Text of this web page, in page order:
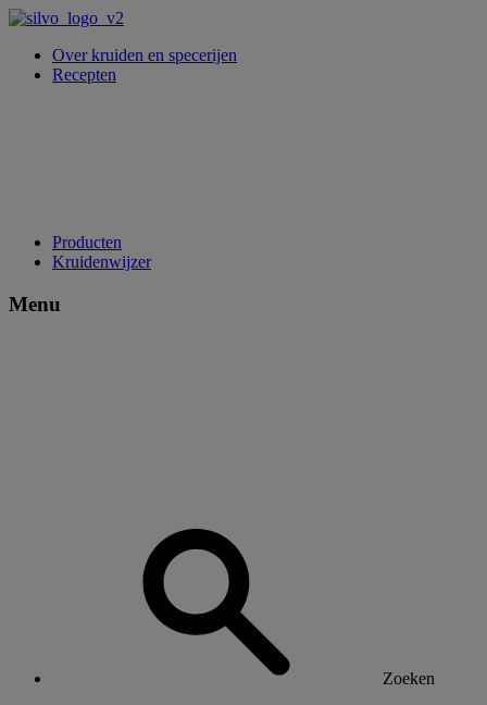
Over kruiden en specerijen
Recepten
Producten
Kruidenwijzer
Menu
Zoeken